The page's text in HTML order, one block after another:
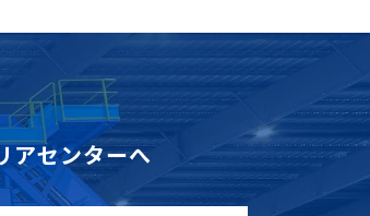
アセンターへ